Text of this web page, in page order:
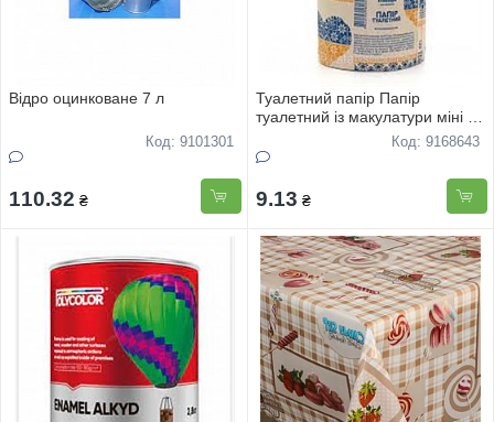
Вiдро оцинковане 7 л
Код: 9101301
110.32 ₴
Туалетний папір Папір
туалетний із макулатури міні з
Код: 9168643
9.13 ₴